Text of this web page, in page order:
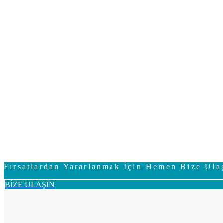
Fırsatlardan Yararlanmak İçin Hemen Bize
BİZE ULAŞIN